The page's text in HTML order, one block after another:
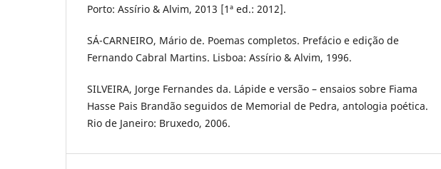
Porto: Assírio & Alvim, 2013 [1ª ed.: 2012].
SÁ-CARNEIRO, Mário de. Poemas completos. Prefácio e edição de
Fernando Cabral Martins. Lisboa: Assírio & Alvim, 1996.
SILVEIRA, Jorge Fernandes da. Lápide e versão – ensaios sobre Fiama
Hasse Pais Brandão seguidos de Memorial de Pedra, antologia poética.
Rio de Janeiro: Bruxedo, 2006.